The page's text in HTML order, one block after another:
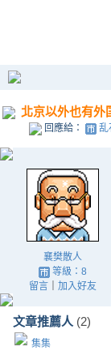
北京以外也有外
回應給： 乱
襄樊散人
等級：8
留言｜ 加入好友
文章推薦人 (2)
集集